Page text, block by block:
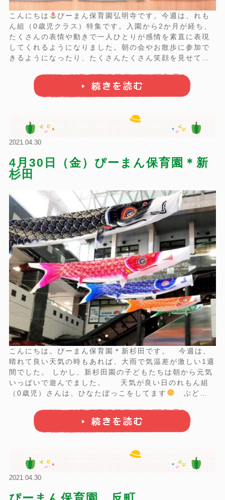
こんにちは
ぴーまん保育園弘明寺です。今週は、れも
ん組（0歳児クラス）特集です。入園から2か月が経ち、
たくさんの表情や動きで一人ひとりが感情を素直に表現
してくれるようになりました。朝の会やお散歩に参加で
きるようになったり、たくさんたくさん笑顔を見せてく
の時間が楽しみになったり、力いっぱい叫んだり、笑っ
たり、踏ん張ったり、表情や動き、発する言葉が増 ...
2021.04.30
4月30日（金）ぴーまん保育園＊新
杉田
こんにちは。ぴーまん保育園＊新杉田です。 今週は、
晴れて良い天気の時もあれば、大雨で気温差が激しい1週
間でした。 しかし、新杉田園の子どもたちは朝から元気
いっぱいで遊んでました。 天気が良い日のれもん組
（0歳児）さんは、ひなたぼっこをしてます
毛も飛ばしてます
りをしました ...
2021.04.30